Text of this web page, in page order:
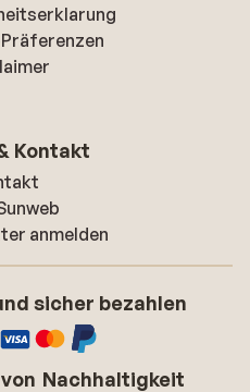
Kontakt
anmelden
sicher bezahlen
Nachhaltigkeit